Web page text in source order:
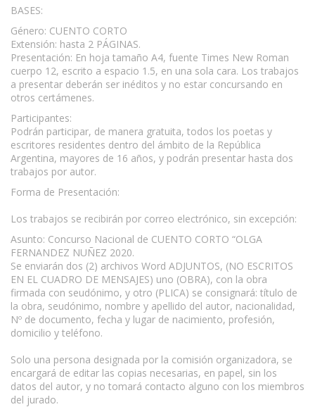
BASES:
Género: CUENTO CORTO
Extensión: hasta 2 PÁGINAS.
Presentación: En hoja tamaño A4, fuente Times New Roman
cuerpo 12, escrito a espacio 1.5, en una sola cara. Los trabajos
a presentar deberán ser inéditos y no estar concursando en
otros certámenes.
Participantes:
Podrán participar, de manera gratuita, todos los poetas y
escritores residentes dentro del ámbito de la República
Argentina, mayores de 16 años, y podrán presentar hasta dos
trabajos por autor.
Forma de Presentación:
Los trabajos se recibirán por correo electrónico, sin excepción:
Asunto: Concurso Nacional de CUENTO CORTO “OLGA
FERNANDEZ NUÑEZ 2020.
Se enviarán dos (2) archivos Word ADJUNTOS, (NO ESCRITOS
EN EL CUADRO DE MENSAJES) uno (OBRA), con la obra
firmada con seudónimo, y otro (PLICA) se consignará: título de
la obra, seudónimo, nombre y apellido del autor, nacionalidad,
Nº de documento, fecha y lugar de nacimiento, profesión,
domicilio y teléfono.
Solo una persona designada por la comisión organizadora, se
encargará de editar las copias necesarias, en papel, sin los
datos del autor, y no tomará contacto alguno con los miembros
del jurado.